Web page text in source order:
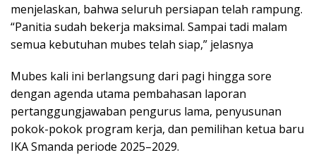
menjelaskan, bahwa seluruh persiapan telah rampung.
“Panitia sudah bekerja maksimal. Sampai tadi malam
semua kebutuhan mubes telah siap,” jelasnya
Mubes kali ini berlangsung dari pagi hingga sore
dengan agenda utama pembahasan laporan
pertanggungjawaban pengurus lama, penyusunan
pokok-pokok program kerja, dan pemilihan ketua baru
IKA Smanda periode 2025–2029.